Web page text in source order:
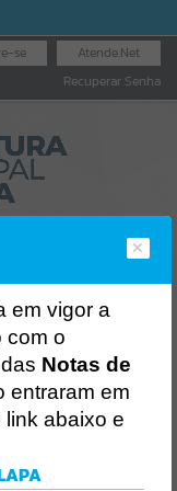
Atende.Net
se
Recuperar Senha
NOTA FISCAL
ELETRÔNICA
em vigor a
com o
Notas de
entraram em
abaixo e